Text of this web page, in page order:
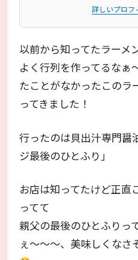
詳しいプロフ
以前から知ってたラーメ
よく行列を作ってるなぁ
たことがなかったこのラ
ってきました！
行ったのは貝出汁専門醤
ジ最後のひとふり」
お店は知ってたけど正直
ってて
親父の最後のひとふりっ
ぇ～～～、美味しくなさ